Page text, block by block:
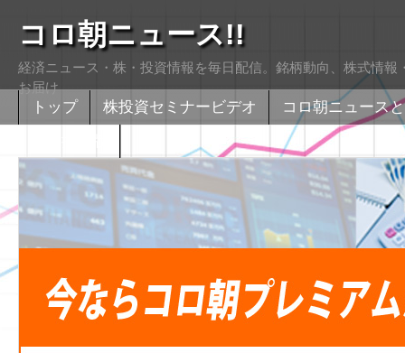
コロ朝ニュース!!
経済ニュース・株・投資情報を毎日配信。銘柄動向、株式情
お届け
トップ 株投資セミナービデオ
コロ朝ニュース